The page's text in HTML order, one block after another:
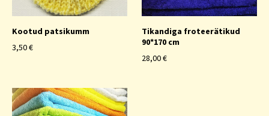
Kootud patsikumm
3,50 €
Tikandiga froteerätikud
90*170 cm
28,00 €